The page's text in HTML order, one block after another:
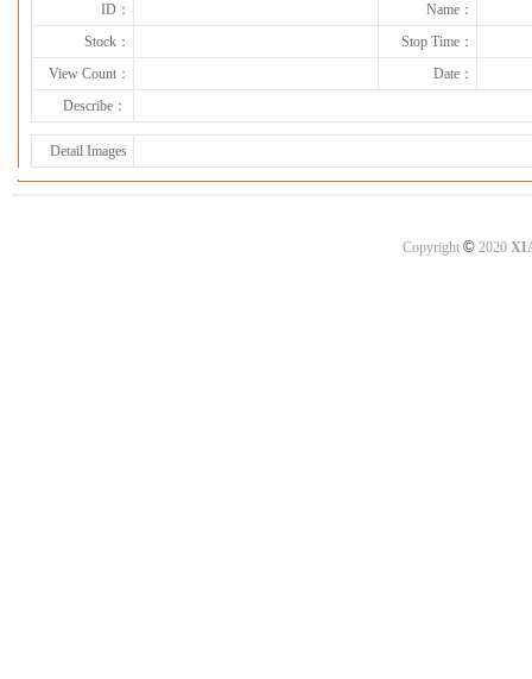
ID：
Name：
Stock：
Stop Time：
View Count：
Date：
Describe：
Detail Images
Copyright ©2020